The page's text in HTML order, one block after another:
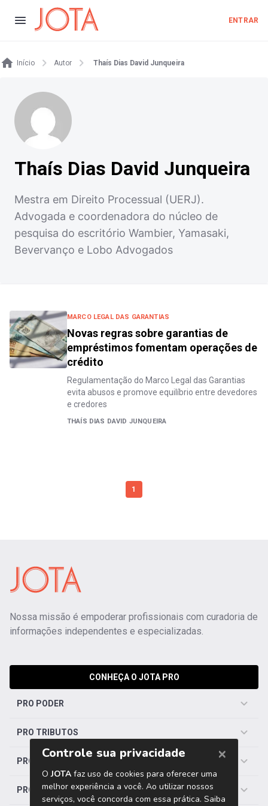
ENTRAR
Início Autor Thaís Dias David Junqueira
Thaís Dias David Junqueira
Mestra em Direito Processual (UERJ).
Advogada e coordenadora do núcleo de
pesquisa do escritório Wambier, Yamasaki,
Bevervanço e Lobo Advogados
MARCO LEGAL DAS GARANTIAS
Novas regras sobre garantias de
empréstimos fomentam operações de
crédito
Regulamentação do Marco Legal das Garantias
evita abusos e promove equilíbrio entre devedores
e credores
THAÍS DIAS DAVID JUNQUEIRA
1
Nossa missão é empoderar profissionais com curadoria de
informações independentes e especializadas.
CONHEÇA O JOTA PRO
PRO PODER
PRO TRIBUTOS
PRO TRABALHISTA
PRO SAÚDE